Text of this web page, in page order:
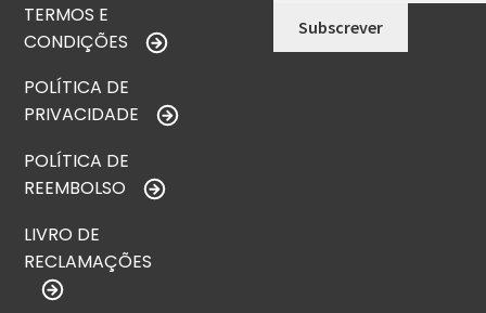
TERMOS E
CONDIÇÕES
POLÍTICA DE
PRIVACIDADE
POLÍTICA DE
REEMBOLSO
LIVRO DE
RECLAMAÇÕES